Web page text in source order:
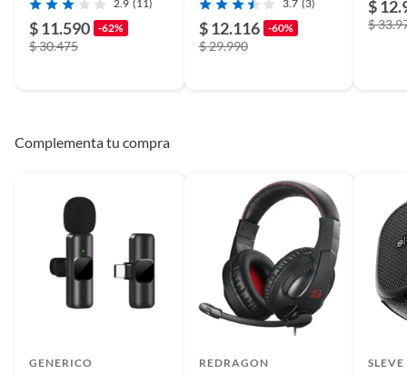
2.9 (11)
$ 11.590 -62%
$ 30.475
30 Db
3.7 (3)
$ 12.116 -60%
$ 29.990
$
$
Complementa tu compra
GENERICO REDRAGON SLEVE